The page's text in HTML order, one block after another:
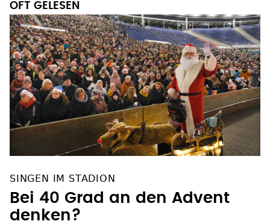
OFT GELESEN
SINGEN IM STADION
Bei 40 Grad an den Advent
denken?